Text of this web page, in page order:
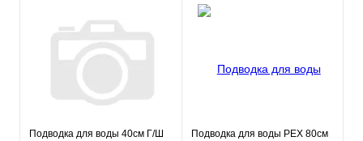
Подводка для воды 40см Г/Ш
Подводка для воды РЕХ 80см